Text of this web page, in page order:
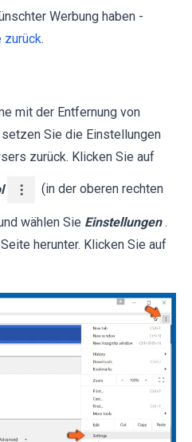
Werbung haben -
zurück.
mit der Entfernung von
Sie die Einstellungen
zurück. Klicken Sie auf
(in der oberen rechten
wählen Sie Einstellungen .
herunter. Klicken Sie auf